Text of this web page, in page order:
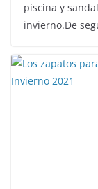
piscina y
invierno.De